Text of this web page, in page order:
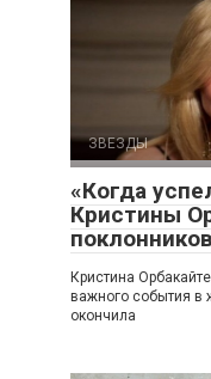
ЗВЕЗДЫ
«Когда
Кристины
Кристина
важного события в
окончила